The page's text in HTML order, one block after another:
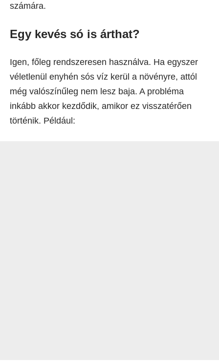
számára.
Egy kevés só is árthat?
Igen, főleg rendszeresen használva. Ha egyszer
véletlenül enyhén sós víz kerül a növényre, attól
még valószínűleg nem lesz baja. A probléma
inkább akkor kezdődik, amikor ez visszatérően
történik. Például: